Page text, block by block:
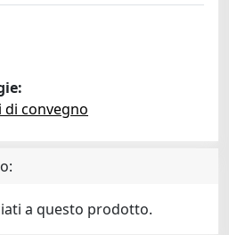
convegno
a questo prodotto.